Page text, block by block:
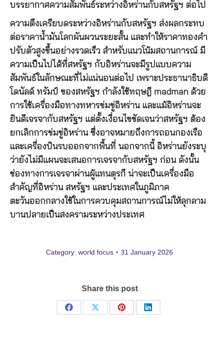
บรรยากาศความสัมพันธ์ระหว่างอิหร่านกับสหรัฐฯ ต่อไป
ความตึงเครียบดระหว่างอิหร่านกับสหรัฐฯ ส่งผลกระทบ
ต่อราคาน้ำมันโลกผันผวนระยะสั้น และทำให้ราคาทองคำ
ปรับตัวสูงขึ้นอย่างรวดเร็ว สำหรับแนวโน้มสถานการณ์ มี
ความเป็นไปได้ที่สหรัฐฯ กับอิหร่านจะมีรูปแบบความ
สัมพันธ์ในลักษณะที่ไม่แน่นอนต่อไป เพราะประธานาธิบดี
โดนัลด์ ทรัมป์ ของสหรัฐฯ กำลังใช้ทฤษฎี madman ด้วย
การใช้เครื่องมือทางทหารข่มขู่อิหร่าน และแม้อิหร่านจะ
ยินดีเจรจากับสหรัฐฯ แต่ตั้งเงื่อนไขชัดเจนว่าสหรัฐฯ ต้อง
ยกเลิกการข่มขู่อิหร่าน ซึ่งอาจหมายถึงการถอนกองเรือ
และเครื่องบินรบออกจากพื้นที่ นอกจากนี้ อิหร่านยังระบุ
ว่ายังไม่มีแผนจะเสนอการเจรจากับสหรัฐฯ ก่อน ดังนั้น
ช่องทางการเจรจาผ่านผู้แทนตุรกี น่าจะเป็นเครื่องมือ
สำคัญที่อิหร่าน สหรัฐฯ และประเทศในภูมิภาค
ตะวันออกกลางใช้ในการควบคุมสถานการณ์ไม่ให้ลุกลาม
บานปลายเป็นสงครามระหว่างประเทศ
Category: world focus 31 January 2026
Share this post
Share
Share
Share
Share